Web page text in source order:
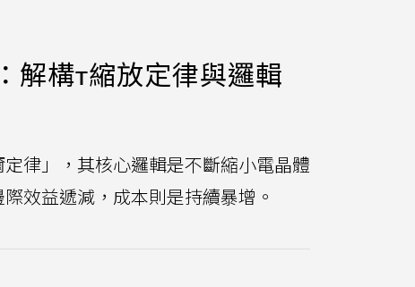
解構τ縮放定律與邏輯
律」，其核心邏輯是不斷縮小電晶體
效益遞減，成本則是持續暴增。